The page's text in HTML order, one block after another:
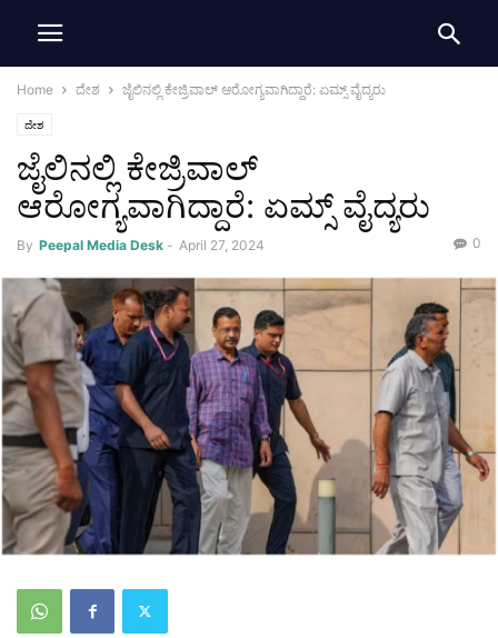
Home ದೇಶ ಜೈಲಿನಲ್ಲಿ ಕೇಜ್ರಿವಾಲ್ ಆರೋಗ್ಯವಾಗಿದ್ದಾರೆ: ಏಮ್ಸ್ ವೈದ್ಯರು
ದೇಶ
ಜೈಲಿನಲ್ಲಿ ಕೇಜ್ರಿವಾಲ್
ಆರೋಗ್ಯವಾಗಿದ್ದಾರೆ: ಏಮ್ಸ್ ವೈದ್ಯರು
By Peepal Media Desk - April 27, 2024 0